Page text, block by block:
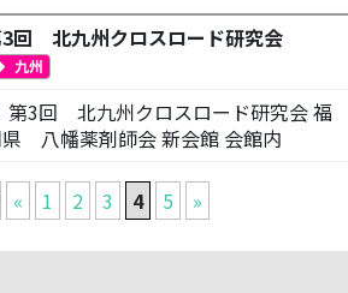
回 北九州クロスロード研究会
九州
第3回 北九州クロスロード研究会 福
八幡薬剤師会 新会館 会館内
« 1 2 3 4 5 »